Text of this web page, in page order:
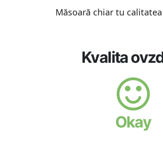
Măsoară chiar tu
Kvalita
Okay